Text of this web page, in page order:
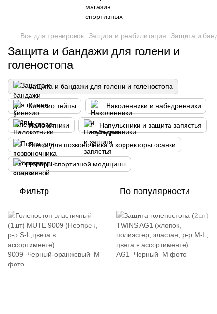
Все для тренировок Защита и реабилитация Защита и
Защита и бандажи для голени и
голеностопа
Защита и бандажи для голени и голеностопа
Кинезио тейпы Наколенники и набедренники
Налокотники Напульсники и защита запястья
Пояса для позвоночника и корректоры осанки
Товары спортивной медицины
Фильтр По популярности